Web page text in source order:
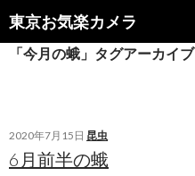
東京お気楽カメラ
検
索
ン
へ
キ
「今月の蛾」タグアーカイブ
2020年7月15日 昆虫
6月前半の蛾